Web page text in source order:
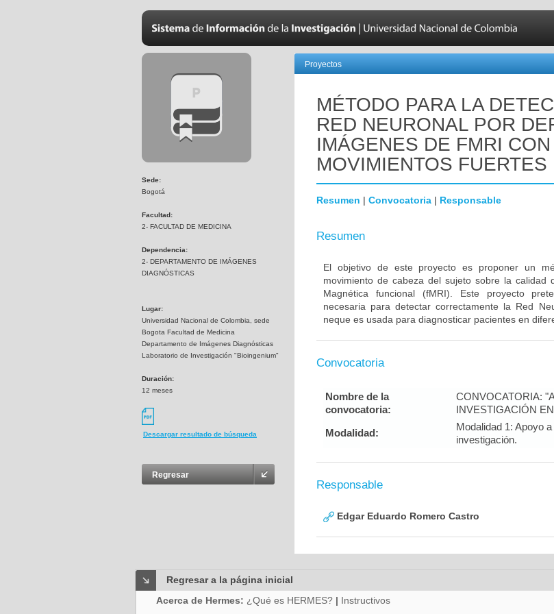
Sede:
Bogotá
Facultad:
2- FACULTAD DE MEDICINA
Dependencia:
2- DEPARTAMENTO DE IMÁGENES
DIAGNÓSTICAS
Lugar:
Universidad Nacional de Colombia, sede
Bogota Facultad de Medicina
Departamento de Imágenes Diagnósticas
Laboratorio de Investigación "Bioingenium"
Duración:
12 meses
Descargar resultado de búsqueda
Regresar
Proyectos
MÉTODO PARA LA
RED NEURONAL POR
IMÁGENES DE FMRI CON
MOVIMIENTOS
Resumen | Convocatoria | Responsable
Resumen
El objetivo de este proyecto es proponer un
movimiento de cabeza del sujeto sobre la calidad
Magnética funcional (fMRI). Este proyecto
necesaria para detectar correctamente la Red
neque es usada para diagnosticar pacientes en
Convocatoria
Nombre de la
convocatoria:
CONVOCATORIA:
INVESTIGACIÓN
Modalidad:
Modalidad 1: Apoyo
investigación.
Responsable
Edgar Eduardo Romero Castro
Regresar a la página inicial
Acerca de Hermes: ¿Qué es HERMES? | Instructivos